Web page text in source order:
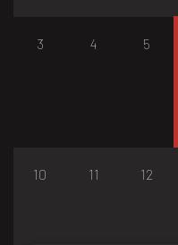
3 4 5
10 11 12